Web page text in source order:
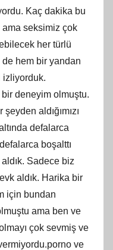
Kaç dakika bu
seksimiz çok
her türlü
de hem bir yandan
izliyorduk.
deneyim olmuştu.
aldığımızı
defalarca
boşalttı
Sadece biz
aldık. Harika bir
için bundan
ama ben ve
çok sevmiş ve
ve